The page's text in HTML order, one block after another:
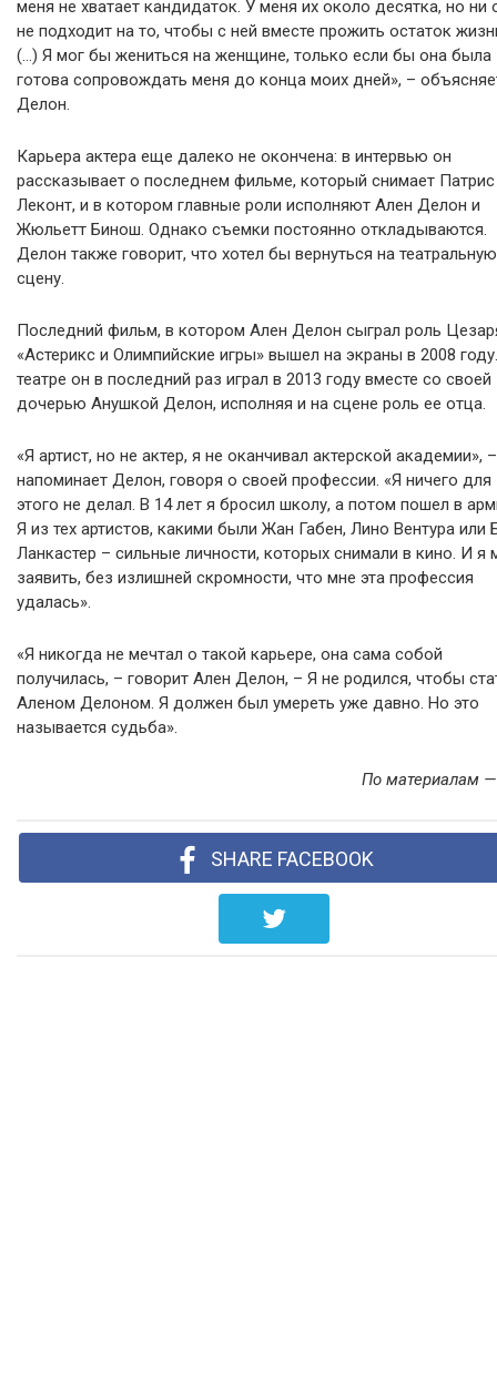
меня не хватает кандидаток. У меня их около десятка, но ни
не подходит на то, чтобы с ней вместе прожить остаток
(…) Я мог бы жениться на женщине, только если бы она была
готова сопровождать меня до конца моих дней», –
Делон.
Карьера актера еще далеко не окончена: в интервью он
рассказывает о последнем фильме, который снимает Патрис
Леконт, и в котором главные роли исполняют Ален Делон и
Жюльетт Бинош. Однако съемки постоянно откладываются.
Делон также говорит, что хотел бы вернуться на театральную
сцену.
Последний фильм, в котором Ален Делон сыграл роль
«Астерикс и Олимпийские игры» вышел на экраны в 2008
театре он в последний раз играл в 2013 году вместе со своей
дочерью Анушкой Делон, исполняя и на сцене роль ее отца.
«Я артист, но не актер, я не оканчивал актерской академии», –
напоминает Делон, говоря о своей профессии. «Я ничего для
этого не делал. В 14 лет я бросил школу, а потом пошел в
Я из тех артистов, какими были Жан Габен, Лино Вентура или
Ланкастер – сильные личности, которых снимали в кино. И я
заявить, без излишней скромности, что мне эта профессия
удалась».
«Я никогда не мечтал о такой карьере, она сама собой
получилась, – говорит Ален Делон, – Я не родился, чтобы
Аленом Делоном. Я должен был умереть уже давно. Но это
называется судьба».
По материалам
SHARE FACEBOOK